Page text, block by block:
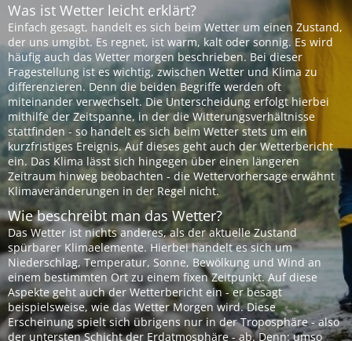
Was ist Wetter leicht erklärt?
Einfach gesagt, handelt es sich beim Wetter um einen Zustand,
der uns umgibt. Es regnet, ist warm, kalt oder sonnig. Es wird
häufig auch das Wetter morgen beschrieben. Bei dieser
Fragestellung ist es wichtig, zwischen Wetter und Klima zu
differenzieren. Denn die beiden Begriffe werden oft
miteinander verwechselt. Die Unterscheidung erfolgt hierbei
mithilfe der Zeitspanne, in der die Witterungsverhältnisse
stattfinden - so handelt es sich beim Wetter stets um ein
kurzfristiges Ereignis. Auf dieses geht auch der Wetterbericht
ein. Das Klima lässt sich hingegen über einen längeren
Zeitraum hinweg beobachten - die Wettervorhersage erwähnt
Klimaveränderungen in der Regel nicht.
Wie beschreibt man das Wetter?
Das Wetter ist nichts anderes, als der aktuelle Zustand
spürbarer Klimaelemente. Hierbei handelt es sich um
Niederschlag, Temperatur, Sonne, Bewölkung und Wind an
einem bestimmten Ort zu einem fixen Zeitpunkt. Auf diese
Aspekte geht auch der Wetterbericht ein - er besagt
beispielsweise, wie das Wetter Morgen wird. Diese
Erscheinung spielt sich übrigens nur in der Troposphäre - also
der untersten Schicht der Erdatmosphäre - ab. Denn: umso